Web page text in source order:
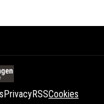
PrivacyRSSCookies